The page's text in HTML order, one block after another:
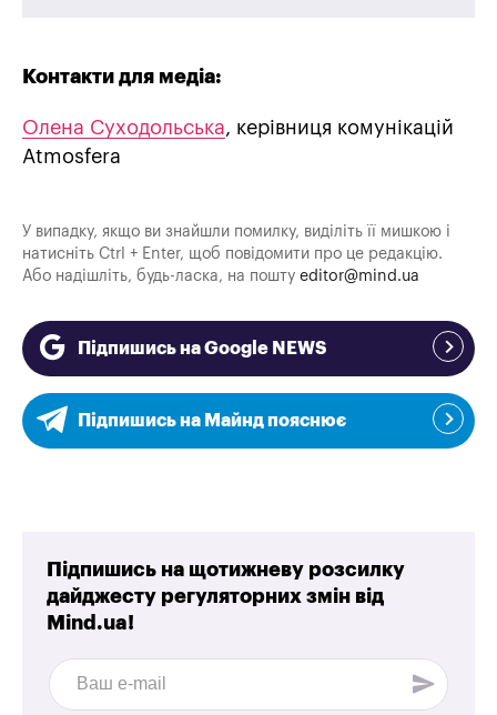
Контакти для медіа:
Олена Суходольська, керівниця комунікацій
Atmosfera
У випадку, якщо ви знайшли помилку, виділіть її мишкою і
натисніть Ctrl + Enter, щоб повідомити про це редакцію.
Або надішліть, будь-ласка, на пошту editor@mind.ua
Підпишись на Google NEWS
Підпишись на Майнд пояснює
Підпишись на щотижневу розсилку
дайджесту регуляторних змін від
Mind.ua!